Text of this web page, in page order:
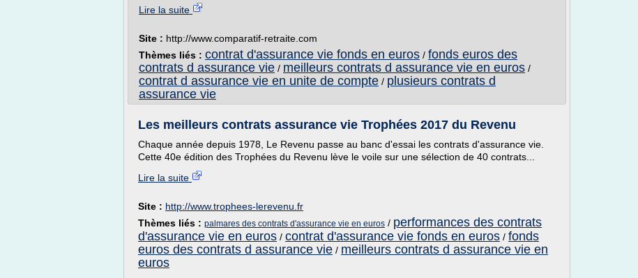
Lire la suite
Site : http://www.comparatif-retraite.com
Thèmes liés : contrat d'assurance vie fonds en euros / fonds euros des
contrats d assurance vie / meilleurs contrats d assurance vie en euros /
contrat d assurance vie en unite de compte / plusieurs contrats d
assurance vie
Les meilleurs contrats assurance vie Trophées 2017 du Revenu
Chaque année depuis 1978, Le Revenu passe au banc d'essai les contrats d'assurance vie.
Cette 40e édition des Trophées du Revenu lève le voile sur une sélection de 40 contrats...
Lire la suite
Site : http://www.trophees-lerevenu.fr
Thèmes liés : palmares des contrats d'assurance vie en euros / performances des contrats
d'assurance vie en euros / contrat d'assurance vie fonds en euros / fonds
euros des contrats d assurance vie / meilleurs contrats d assurance vie en
euros